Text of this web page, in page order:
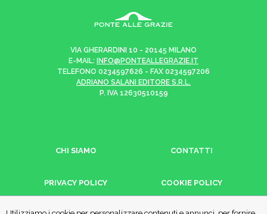
VIA GHERARDINI 10 - 20145 MILANO
E-MAIL:
INFO@PONTEALLEGRAZIE.IT
TELEFONO 0234597626 - FAX 0234597206
ADRIANO SALANI EDITORE S.R.L.
P. IVA 12630510159
CHI SIAMO CONTATTI
PRIVACY POLICY COOKIE POLICY